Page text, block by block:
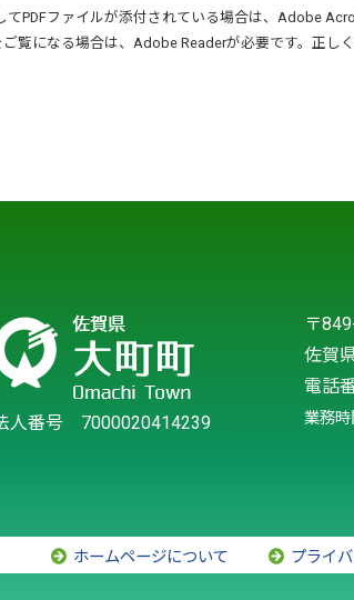
PDFファイルが添付されている場合は、 Adobe
覧になる場合は、 Adobe Readerが必要です。正し
人番号 7000020414239
〒
佐賀
電話
業務
ホームページについて プライ